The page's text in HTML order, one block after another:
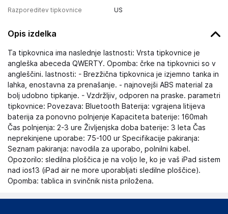
Razporeditev tipkovnice US
Opis izdelka
Ta tipkovnica ima naslednje lastnosti: Vrsta tipkovnice je
angleška abeceda QWERTY. Opomba: črke na tipkovnici so v
angleščini. lastnosti: - Brezžična tipkovnica je izjemno tanka in
lahka, enostavna za prenašanje. - najnovejši ABS material za
bolj udobno tipkanje. - Vzdržljiv, odporen na praske. parametri
tipkovnice: Povezava: Bluetooth Baterija: vgrajena litijeva
baterija za ponovno polnjenje Kapaciteta baterije: 160mah
Čas polnjenja: 2-3 ure Življenjska doba baterije: 3 leta Čas
neprekinjene uporabe: 75-100 ur Specifikacije pakiranja:
Seznam pakiranja: navodila za uporabo, polnilni kabel.
Opozorilo: sledilna ploščica je na voljo le, ko je vaš iPad sistem
nad ios13 (iPad air ne more uporabljati sledilne ploščice).
Opomba: tablica in svinčnik nista priložena.